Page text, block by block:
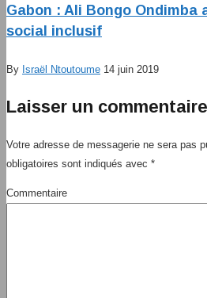
Gabon : Ali Bongo Ondimba
social inclusif
By Israël Ntoutoume 14 juin 2019
Laisser un commentaire
Votre adresse de messagerie ne sera pas
obligatoires sont indiqués avec *
Commentaire